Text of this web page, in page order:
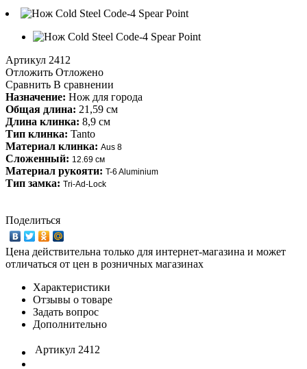
Артикул 2412
Отложить Отложено
Сравнить В сравнении
Назначение: Нож для города
Общая длина: 21,59 см
Длина клинка: 8,9 см
Тип клинка: Tanto
Материал клинка: Aus 8
Сложенный: 12.69 см
Материал рукояти: T-6 Aluminium
Тип замка: Tri-Ad-Lock
Поделиться
Цена действительна только для интернет-магазина и может
отличаться от цен в розничных магазинах
Характеристики
Отзывы о товаре
Задать вопрос
Дополнительно
Артикул 2412